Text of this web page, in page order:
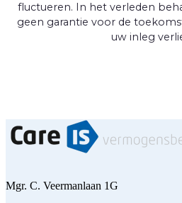
fluctueren. In het verleden
geen garantie voor de
uw inleg
Mgr. C. Veermanlaan 1G